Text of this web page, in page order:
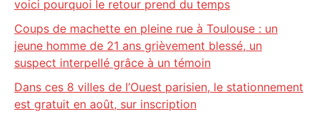
voici pourquoi le retour prend du temps
Coups de machette en pleine rue à Toulouse : un
jeune homme de 21 ans grièvement blessé, un
suspect interpellé grâce à un témoin
Dans ces 8 villes de l’Ouest parisien, le stationnement
est gratuit en août, sur inscription